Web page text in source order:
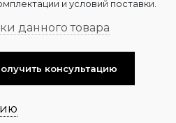
и условий поставки.
данного товара
консультацию